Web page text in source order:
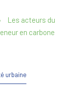
Les acteurs du
en carbone
urbaine